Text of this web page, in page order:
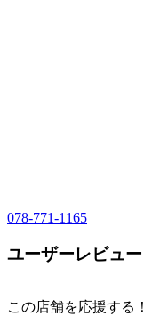
078-771-1165
ユーザーレビュー
この店舗を応援する！